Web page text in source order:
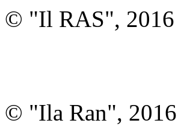
© "Il RAS", 2016
© "Ila Ran", 2016